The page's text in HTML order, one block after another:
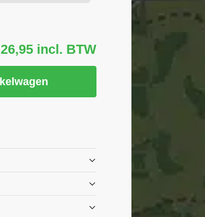
incl. BTW